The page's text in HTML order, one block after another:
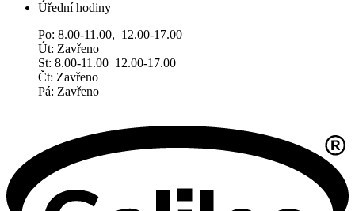
Úřední hodiny
Po: 8.00-11.00, 12.00-17.00
Út: Zavřeno
St: 8.00-11.00 12.00-17.00
Čt: Zavřeno
Pá: Zavřeno